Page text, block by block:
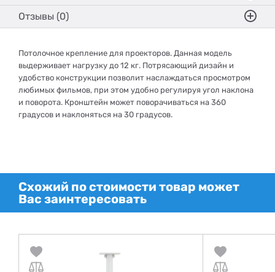
Отзывы (0)
Потолочное крепление для проекторов. Данная модель
выдерживает нагрузку до 12 кг. Потрясающий дизайн и
удобство конструкции позволит наслаждаться просмотром
любимых фильмов, при этом удобно регулируя угол наклона
и поворота. Кронштейн может поворачиваться на 360
градусов и наклоняться на 30 градусов.
Схожий по стоимости товар может
Вас заинтересовать